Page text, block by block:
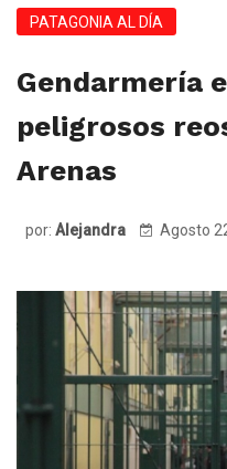
PATAGONIA AL DÍA
Gendarmería
peligrosos
Arenas
por: Alejandra Agosto